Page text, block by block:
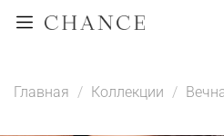
Главная Коллекции